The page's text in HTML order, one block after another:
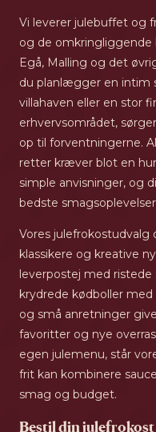
Vi leverer julebuffet og
og de omkringliggende
Egå, Malling og det
du planlægger en intim
villahaven eller en stor
erhvervsområdet,
op til forventningerne.
retter kræver blot en
simple anvisninger, og
bedste
Vores
klassikere og kreative
leverpostej med
krydrede kødboller med
og små anretninger
favoritter og nye
egen julemenu, står
frit kan kombinere
smag og budget.
Bestil din julefrokost